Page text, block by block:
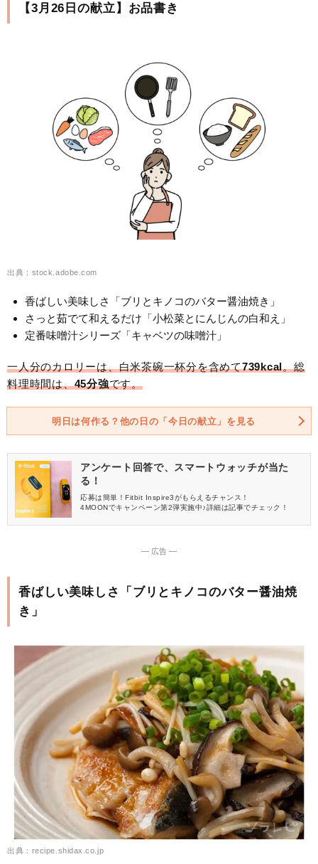
【3月26日の献立】お品書き
出典：stock.adobe.com
香ばしい美味しさ「ブリとキノコのバター醤油焼き」
さっと茹でて和えるだけ「小松菜とにんじんの白和え」
定番味噌汁シリーズ「キャベツの味噌汁」
一人分のカロリーは、白米茶碗一杯分を含めて739kcal。総
料理時間は、45分強です。
明日は何作る？他の日の「今日の献立」を見る
アンケート回答で、スマートウォッチが当た
る！
応募は簡単！Fitbit Inspire3がもらえるチャンス！
4MOONでキャンペーン第2弾実施中♪詳細は記事でチェック！
― 広告 ―
香ばしい美味しさ「ブリとキノコのバター醤油焼
き」
出典：recipe.shidax.co.jp